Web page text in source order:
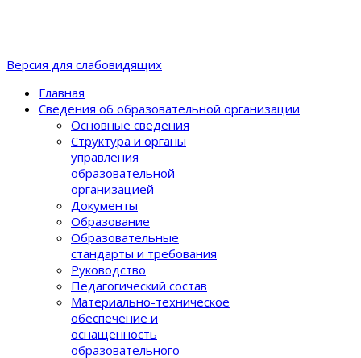
Версия для слабовидящих
Главная
Сведения об образовательной организации
Основные сведения
Структура и органы
управления
образовательной
организацией
Документы
Образование
Образовательные
стандарты и требования
Руководство
Педагогический состав
Материально-техническое
обеспечение и
оснащенность
образовательного